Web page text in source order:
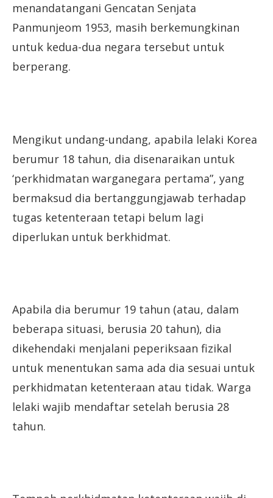
menandatangani Gencatan Senjata
Panmunjeom 1953, masih berkemungkinan
untuk kedua-dua negara tersebut untuk
berperang.
Mengikut undang-undang, apabila lelaki Korea
berumur 18 tahun, dia disenaraikan untuk
‘perkhidmatan warganegara pertama”, yang
bermaksud dia bertanggungjawab terhadap
tugas ketenteraan tetapi belum lagi
diperlukan untuk berkhidmat.
Apabila dia berumur 19 tahun (atau, dalam
beberapa situasi, berusia 20 tahun), dia
dikehendaki menjalani peperiksaan fizikal
untuk menentukan sama ada dia sesuai untuk
perkhidmatan ketenteraan atau tidak. Warga
lelaki wajib mendaftar setelah berusia 28
tahun.